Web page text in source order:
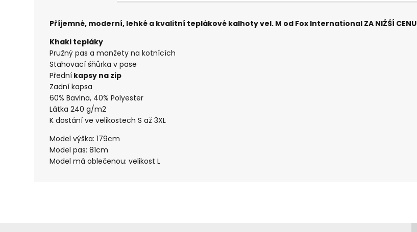
Příjemné, moderní, lehké a kvalitní teplákové kalhoty vel. M od Fox International ZA NIŽŠÍ CENU
Khaki tepláky
Pružný pas a manžety na kotnících
Stahovací šňůrka v pase
Přední kapsy na zip
Zadní kapsa
60% Bavlna, 40% Polyester
Látka 240 g/m2
K dostání ve velikostech S až 3XL
Model výška: 179cm
Model pas: 81cm
Model má oblečenou: velikost L